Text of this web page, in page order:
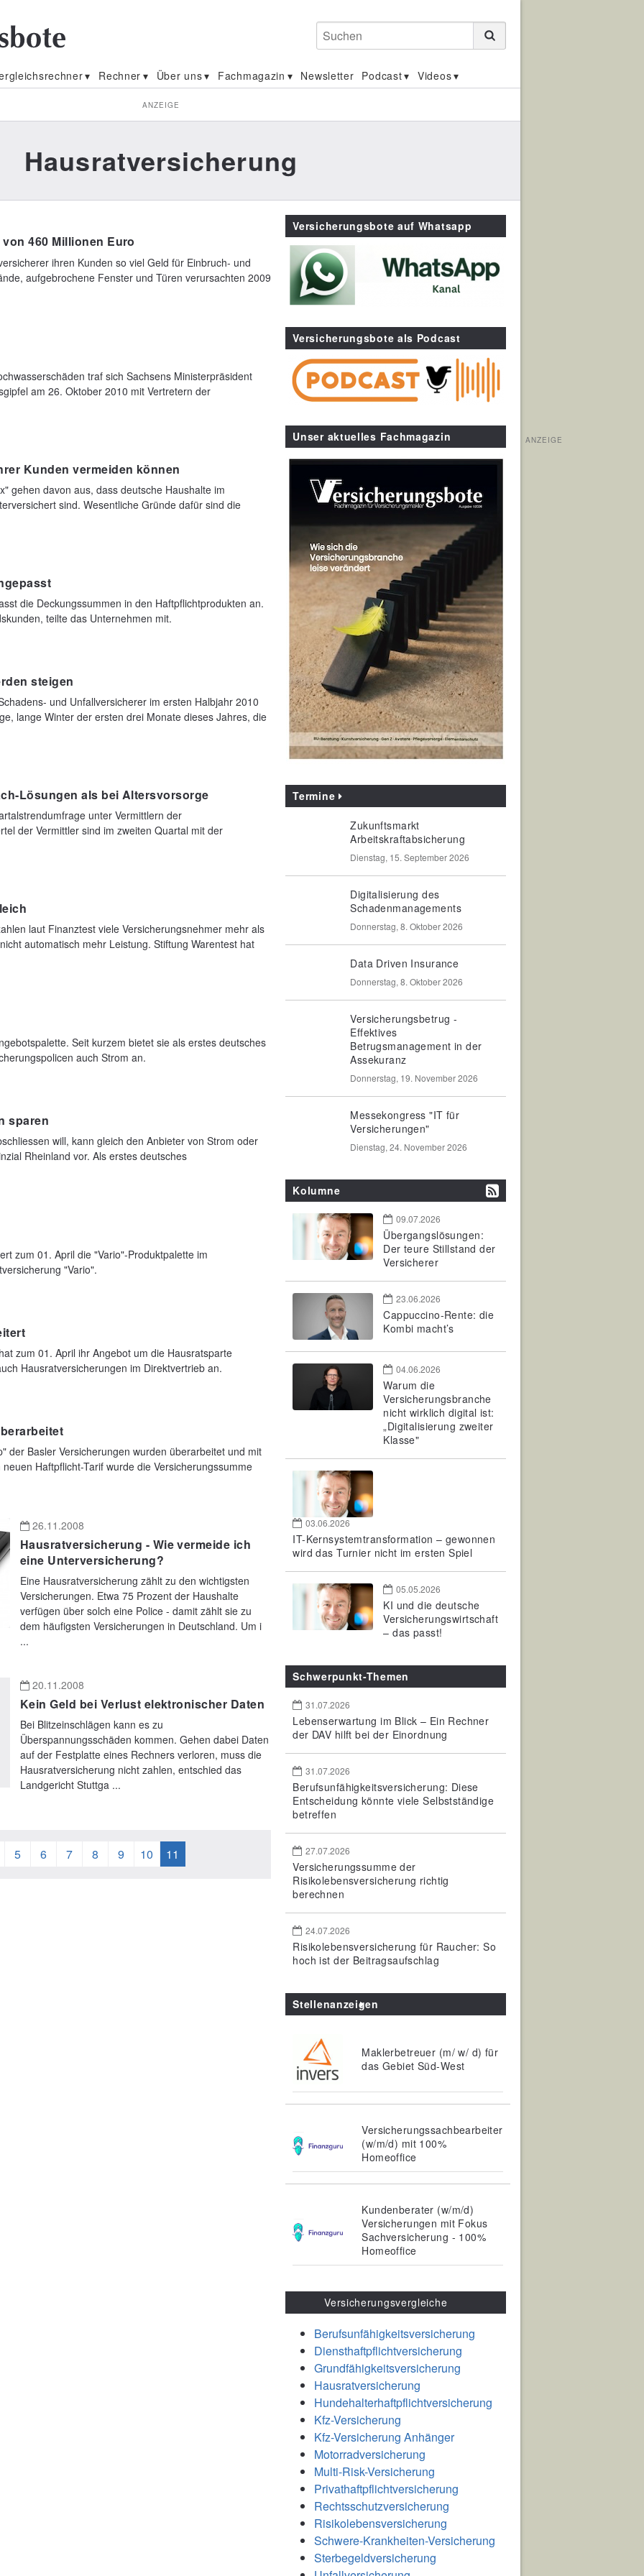
Suchen
Rechner Über uns Fachmagazin Newsletter Podcast Videos
ANZEIGE
Hausratversicherung
460 Millionen Euro
ihren Kunden so viel Geld für Einbruch- und
aufgebrochene Fenster und Türen verursachten 2009
traf sich Sachsens Ministerpräsident
am 26. Oktober 2010 mit Vertretern der
Kunden vermeiden können
gehen davon aus, dass deutsche Haushalte im
sind. Wesentliche Gründe dafür sind die
die Deckungssummen in den Haftpflichtprodukten an.
teilte das Unternehmen mit.
steigen
und Unfallversicherer im ersten Halbjahr 2010
lange Winter der ersten drei Monate dieses Jahres, die
Lösungen als bei Altersvorsorge
unter Vermittlern der
der Vermittler sind im zweiten Quartal mit der
laut Finanztest viele Versicherungsnehmer mehr als
automatisch mehr Leistung. Stiftung Warentest hat
Seit kurzem bietet sie als erstes deutsches
auch Strom an.
sparen
will, kann gleich den Anbieter von Strom oder
Rheinland vor. Als erstes deutsches
zum 01. April die "Vario"-Produktpalette im
"Vario".
zum 01. April ihr Angebot um die Hausratsparte
Hausratversicherungen im Direktvertrieb an.
der Basler Versicherungen wurden überarbeitet und mit
Haftpflicht-Tarif wurde die Versicherungssumme
26.11.2008
Hausratversicherung - Wie vermeide ich
eine Unterversicherung?
Eine Hausratversicherung zählt zu den wichtigsten
Versicherungen. Etwa 75 Prozent der Haushalte
verfügen über solch eine Police - damit zählt sie zu
dem häufigsten Versicherungen in Deutschland. Um i
...
20.11.2008
Kein Geld bei Verlust elektronischer Daten
Bei Blitzeinschlägen kann es zu
Überspannungsschäden kommen. Gehen dabei Daten
auf der Festplatte eines Rechners verloren, muss die
Hausratversicherung nicht zahlen, entschied das
Landgericht Stuttga ...
5 6 7 8 9 10 11
Versicherungsbote auf Whatsapp
Versicherungsbote als Podcast
Unser aktuelles Fachmagazin
Termine
Zukunftsmarkt
Arbeitskraftabsicherung
Dienstag, 15. September 2026
Digitalisierung des
Schadenmanagements
Donnerstag, 8. Oktober 2026
Data Driven Insurance
Donnerstag, 8. Oktober 2026
Versicherungsbetrug -
Effektives
Betrugsmanagement in der
Assekuranz
Donnerstag, 19. November 2026
Messekongress "IT für
Versicherungen"
Dienstag, 24. November 2026
Kolumne
09.07.2026
Übergangslösungen:
Der teure Stillstand der
Versicherer
23.06.2026
Cappuccino-Rente: die
Kombi macht’s
04.06.2026
Warum die
Versicherungsbranche
nicht wirklich digital ist:
„Digitalisierung zweiter
Klasse"
03.06.2026
IT-Kernsystemtransformation – gewonnen
wird das Turnier nicht im ersten Spiel
05.05.2026
KI und die deutsche
Versicherungswirtschaft
– das passt!
Schwerpunkt-Themen
31.07.2026
Lebenserwartung im Blick – Ein Rechner
der DAV hilft bei der Einordnung
31.07.2026
Berufsunfähigkeitsversicherung: Diese
Entscheidung könnte viele Selbstständige
betreffen
27.07.2026
Versicherungssumme der
Risikolebensversicherung richtig
berechnen
24.07.2026
Risikolebensversicherung für Raucher: So
hoch ist der Beitragsaufschlag
Stellenanzeigen
Maklerbetreuer (m/ w/ d) für
das Gebiet Süd-West
Versicherungssachbearbeiter
(w/m/d) mit 100%
Homeoffice
Kundenberater (w/m/d)
Versicherungen mit Fokus
Sachversicherung - 100%
Homeoffice
Versicherungsvergleiche
Berufsunfähigkeitsversicherung
Diensthaftpflichtversicherung
Grundfähigkeitsversicherung
Hausratversicherung
Hundehalterhaftpflichtversicherung
Kfz-Versicherung
Kfz-Versicherung Anhänger
Motorradversicherung
Multi-Risk-Versicherung
Privathaftpflichtversicherung
Rechtsschutzversicherung
Risikolebensversicherung
Schwere-Krankheiten-Versicherung
Sterbegeldversicherung
ANZEIGE